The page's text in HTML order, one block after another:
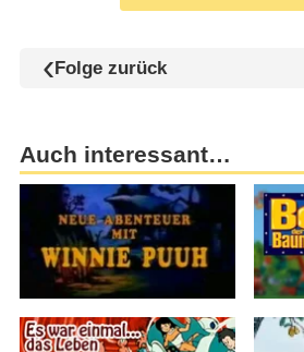
Folge zurück
Auch interessant…